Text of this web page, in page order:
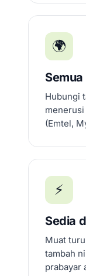
🌍
Hubungi
(Emtel,
⚡
Sedia
Muat
tambah
prabayar